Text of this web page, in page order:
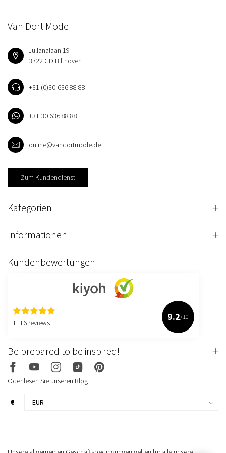
Van Dort Mode
Julianalaan 19
3722 GD Bilthoven
+31 (0)30-636 88 88
+31 30 636 88 88
online@vandortmode.de
Zum Kundendienst
Kategorien
Informationen
Kundenbewertungen
1116 reviews
9.2/10
Be prepared to be inspired!
Oder lesen Sie unseren Blog
€